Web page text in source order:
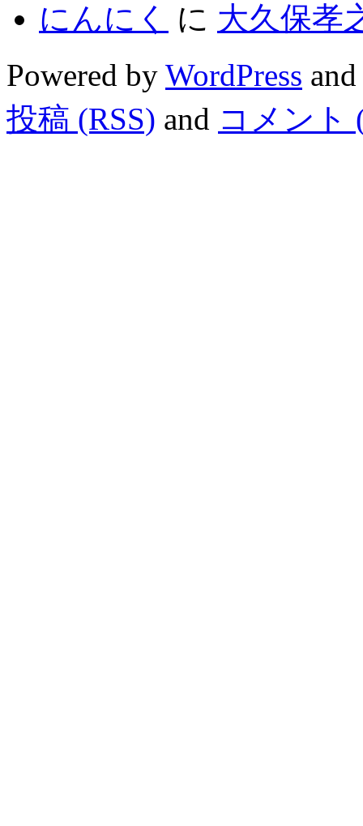
にんにく
に 大久保孝
Powered by WordPress
投稿 (RSS) and コメント